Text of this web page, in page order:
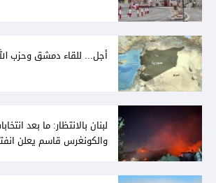
أجل... للقاء دمشق وحزب
لبنان بالانتظار: ما بعد
والكونغرس قاسم يعلن